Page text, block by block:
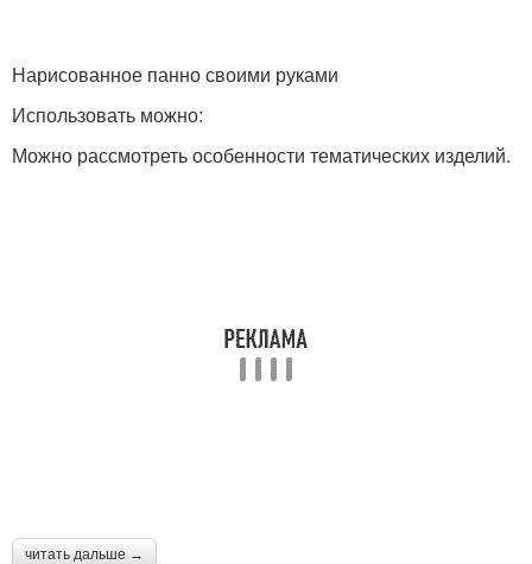
Нарисованное панно своими руками
Использовать можно:
Можно рассмотреть особенности тематических изделий.
читать дальше →